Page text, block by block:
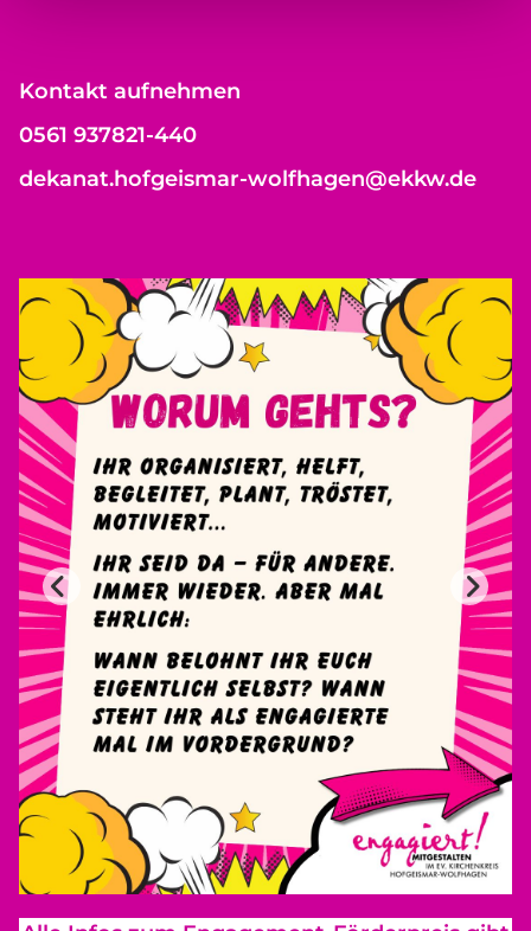
Kontakt aufnehmen
0561 937821-440
dekanat.hofgeismar-wolfhagen@ekkw.de